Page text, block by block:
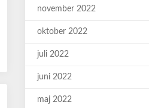
november 2022
oktober 2022
juli 2022
juni 2022
maj 2022